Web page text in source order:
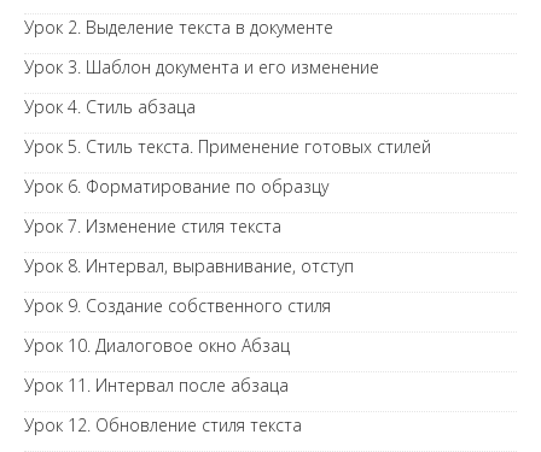
Урок 2. Выделение текста в документе
Урок 3. Шаблон документа и его изменение
Урок 4. Стиль абзаца
Урок 5. Стиль текста. Применение готовых стилей
Урок 6. Форматирование по образцу
Урок 7. Изменение стиля текста
Урок 8. Интервал, выравнивание, отступ
Урок 9. Создание собственного стиля
Урок 10. Диалоговое окно Абзац
Урок 11. Интервал после абзаца
Урок 12. Обновление стиля текста